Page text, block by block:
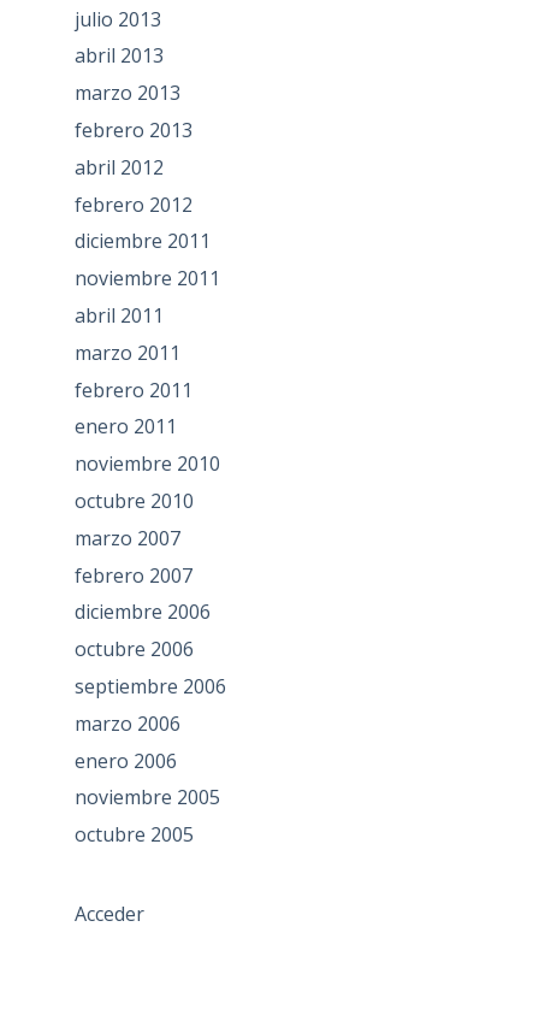
julio 2013
abril 2013
marzo 2013
febrero 2013
abril 2012
febrero 2012
diciembre 2011
noviembre 2011
abril 2011
marzo 2011
febrero 2011
enero 2011
noviembre 2010
octubre 2010
marzo 2007
febrero 2007
diciembre 2006
octubre 2006
septiembre 2006
marzo 2006
enero 2006
noviembre 2005
octubre 2005
Acceder